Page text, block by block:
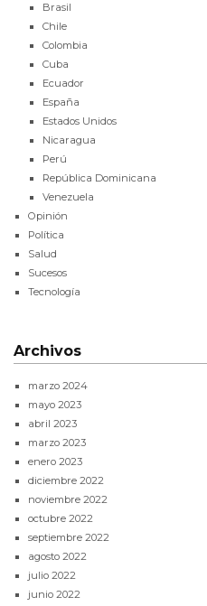
Brasil
Chile
Colombia
Cuba
Ecuador
España
Estados Unidos
Nicaragua
Perú
República Dominicana
Venezuela
Opinión
Política
Salud
Sucesos
Tecnología
Archivos
marzo 2024
mayo 2023
abril 2023
marzo 2023
enero 2023
diciembre 2022
noviembre 2022
octubre 2022
septiembre 2022
agosto 2022
julio 2022
junio 2022